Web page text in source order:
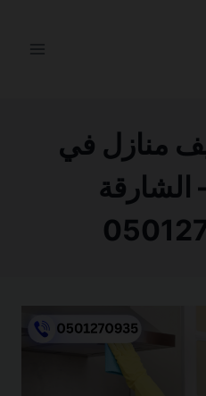
منازل في
الشارقة